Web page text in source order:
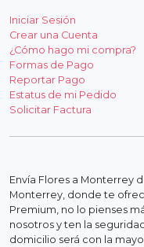
Iniciar Sesión
Crear una Cuenta
¿Cómo hago mi compra?
Formas de Pago
Reportar Pago
Estatus de mi Pedido
Solicitar Factura
Envía Flores a Monterrey
Monterrey, donde te
Premium, no lo pienses
nosotros y ten la
domicilio será con la